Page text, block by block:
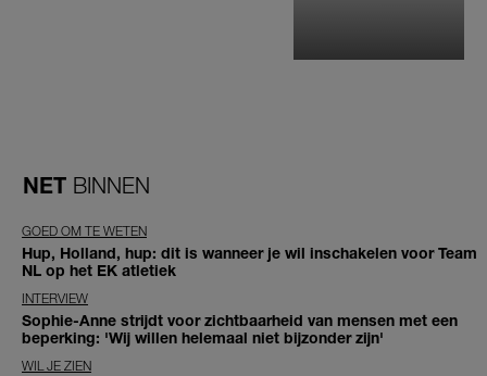
NET BINNEN
GOED OM TE WETEN
Hup, Holland, hup: dit is wanneer je wil inschakelen voor Team
NL op het EK atletiek
INTERVIEW
Sophie-Anne strijdt voor zichtbaarheid van mensen met een
beperking: 'Wij willen helemaal niet bijzonder zijn'
WIL JE ZIEN